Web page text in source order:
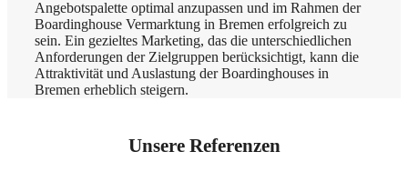
Angebotspalette optimal anzupassen und im Rahmen der
Boardinghouse Vermarktung in Bremen erfolgreich zu
sein. Ein gezieltes Marketing, das die unterschiedlichen
Anforderungen der Zielgruppen berücksichtigt, kann die
Attraktivität und Auslastung der Boardinghouses in
Bremen erheblich steigern.
Unsere Referenzen